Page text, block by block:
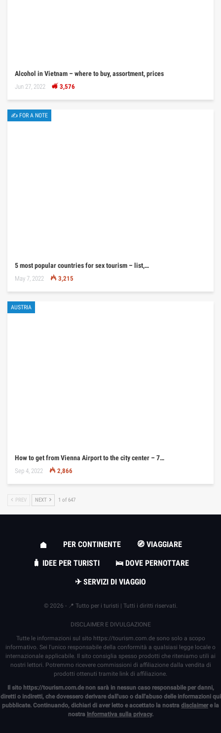
Alcohol in Vietnam – where to buy, assortment, prices
Jun 27, 2022 3,576
✍ FOR A NOTE
5 most popular countries for sex tourism – list,…
May 7, 2022 3,215
AUSTRIA
How to get from Vienna Airport to the city center – 7…
Sep 4, 2022 2,866
PREV NEXT 1 of 647
PER CONTINENTE
🧭 VIAGGIARE
🧳 IDEE PER TURISTI
🛌 DOVE PERNOTTARE
✈ SERVIZI DI VIAGGIO
© 2026 - 📍 Tutto per i turisti | Tutti i diritti riservati.
DISCLAIMER E DIVULGAZIONE
Tutte le informazioni sul sito https://tourism.com.desono solo a scopo
informativo. Sei l'unico responsabile della conformità a qualsiasi legge locale o
internazionale applicabile. Il sito consiglia spesso prodotti che riteniamo utili ai
nostri lettori. Potremmo ricevere commissioni di affiliazione dalla vendita di
prodotti ottenuti tramite link di affiliazione.
Il sito https://tourism.com.denon sarà in nessun caso responsabile per danni,
diretti o indiretti, che dovessero derivare dall'uso o dall'abuso delle informazioni qui
pubblicate. Continuando, dichiari di aver letto e accettato la nostra disclaimere la
nostra Informativa sulla privacy.